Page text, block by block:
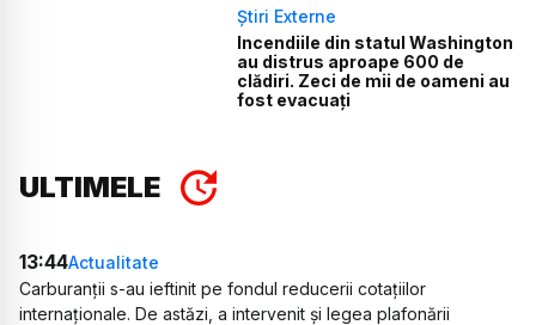
Știri Externe
Incendiile din statul Washington
au distrus aproape 600 de
clădiri. Zeci de mii de oameni au
fost evacuați
ULTIMELE
13:44Actualitate
Carburanții s-au ieftinit pe fondul reducerii cotațiilor
internaționale. De astăzi, a intervenit și legea plafonării